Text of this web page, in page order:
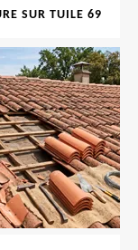
SUR TUILE 69